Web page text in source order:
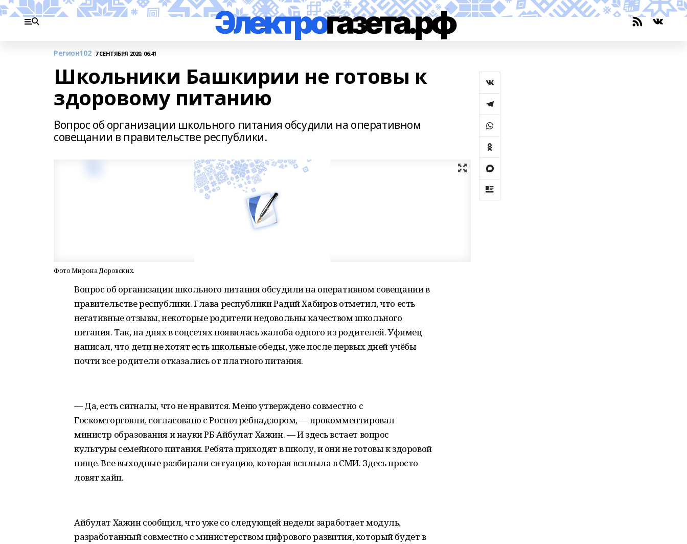
Регион102 7 СЕНТЯБРЯ 2020, 06:41
Школьники Башкирии не готовы к
здоровому питанию
Вопрос об организации школьного питания обсудили на оперативном
совещании в правительстве республики.
Фото Мирона Доровских.
Вопрос об организации школьного питания обсудили на оперативном совещании в
правительстве республики. Глава республики Радий Хабиров отметил, что есть
негативные отзывы, некоторые родители недовольны качеством школьного
питания. Так, на днях в соцсетях появилась жалоба одного из родителей. Уфимец
написал, что дети не хотят есть школьные обеды, уже после первых дней учёбы
почти все родители отказались от платного питания.
— Да, есть сигналы, что не нравится. Меню утверждено совместно с
Госкомторговли, согласовано с Роспотребнадзором, — прокомментировал
министр образования и науки РБ Айбулат Хажин. — И здесь встает вопрос
культуры семейного питания. Ребята приходят в школу, и они не готовы к здоровой
пище. Все выходные разбирали ситуацию, которая всплыла в СМИ. Здесь просто
ловят хайп.
Айбулат Хажин сообщил, что уже со следующей недели заработает модуль,
разработанный совместно с министерством цифрового развития, который будет в